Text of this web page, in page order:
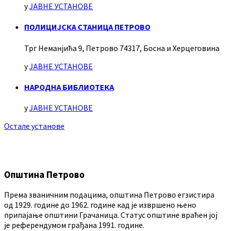
уЈАВНЕ УСТАНОВЕ
ПОЛИЦИЈСКА СТАНИЦА ПЕТРОВО
Трг Неманјића 9, Петрово 74317, Босна и Херцеговина
уЈАВНЕ УСТАНОВЕ
НАРОДНА БИБЛИОТЕКА
уЈАВНЕ УСТАНОВЕ
Остале установе
Општина Петрово
Према званичним подацима, општина Петрово егзистира
од 1929. године до 1962. године кад је извршено њено
припајање општини Грачаница. Статус општине враћен јој
је референдумом грађана 1991. године.